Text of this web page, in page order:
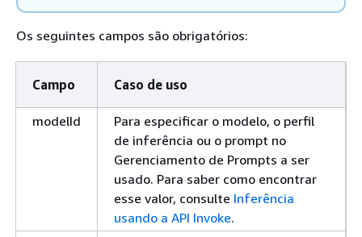
Os seguintes campos são obrigatórios:
Campo Caso de uso
modelId
Para especificar o modelo, o perfil
de inferência ou o prompt no
Gerenciamento de Prompts a ser
usado. Para saber como encontrar
esse valor, consulte Inferência
usando a API Invoke.